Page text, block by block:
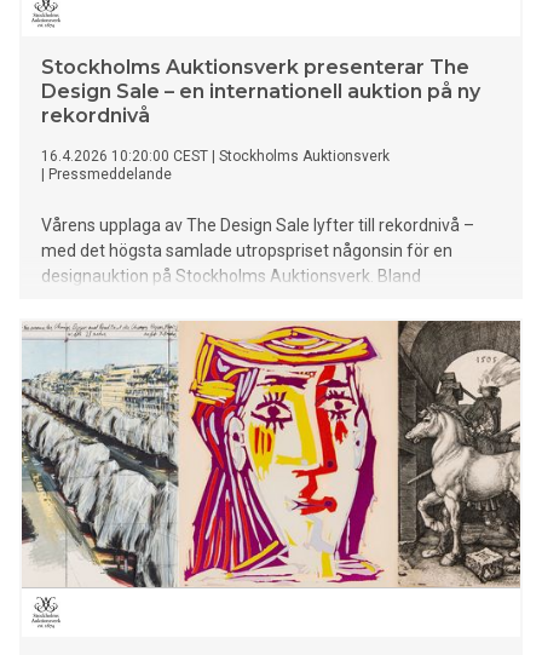
Stockholms Auktionsverk presenterar The
Design Sale – en internationell auktion på ny
rekordnivå
16.4.2026 10:20:00 CEST
Stockholms Auktionsverk
Pressmeddelande
Vårens upplaga av The Design Sale lyfter till rekordnivå –
med det högsta samlade utropspriset någonsin för en
designauktion på Stockholms Auktionsverk. Bland
bland annat ett skulpturalt bord av Diego Giacometti, Josef
Franks ikoniska Florabyrå och Valentin Kiellands
betydelsefulla jugendskåp – en norsk nationalklenod.